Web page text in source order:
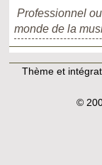
Professionnel
monde de la
Thème et
©